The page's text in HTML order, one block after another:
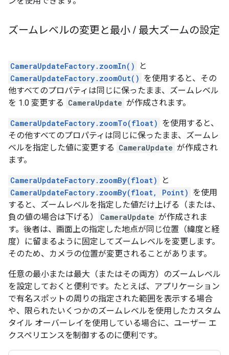
ズームレベルの変更と最小 / 最大ズームの設定
CameraUpdateFactory.zoomIn()
と
CameraUpdateFactory.zoomOut() を使用すると、その
他すべてのプロパティは同じに保ったまま、ズームレベル
を 1.0 変更する CameraUpdate が作成されます。
CameraUpdateFactory.zoomTo(float) を使用すると、
その他すべてのプロパティは同じに保ったまま、ズームレ
ベルを指定した値に変更する CameraUpdate が作成され
ます。
CameraUpdateFactory.zoomBy(float)
と
CameraUpdateFactory.zoomBy(float, Point) を使用
すると、ズームレベルを指定した値だけ上げる（または、
負の値の場合は下げる）
CameraUpdate が作成されま
す。後者は、画面上の指定した地点が同じ位置（緯度と経
度）に留まるように固定してズームレベルを変更します。
そのため、カメラの位置が変更されることがあります。
任意の最小または最大（またはその両方）のズームレベル
を設定しておくと便利です。たとえば、アプリケーション
で有名スポットの周りの指定された範囲を表示する場合
や、限られたいくつかのズームレベルを使用したカスタム
タイル オーバーレイを使用している場合に、ユーザー エ
クスペリエンスを制御するのに便利です。